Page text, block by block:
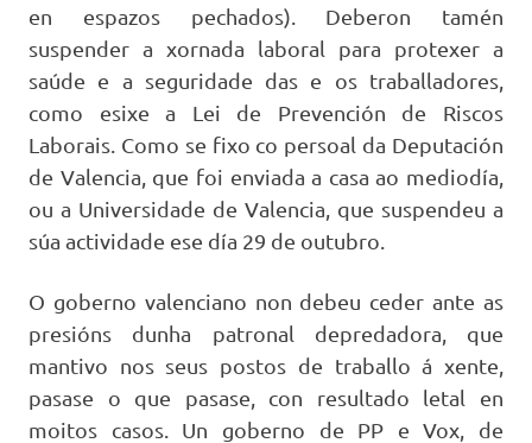
en espazos pechados). Deberon tamén
suspender a xornada laboral para protexer a
saúde e a seguridade das e os traballadores,
como esixe a Lei de Prevención de Riscos
Laborais. Como se fixo co persoal da Deputación
de Valencia, que foi enviada a casa ao mediodía,
ou a Universidade de Valencia, que suspendeu a
súa actividade ese día 29 de outubro.
O goberno valenciano non debeu ceder ante as
presións dunha patronal depredadora, que
mantivo nos seus postos de traballo á xente,
pasase o que pasase, con resultado letal en
moitos casos. Un goberno de PP e Vox, de